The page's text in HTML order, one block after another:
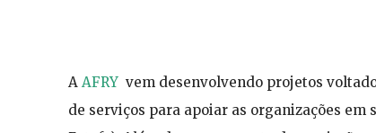
A AFRY vem desenvolvendo projetos
de serviços para apoiar as organizações em